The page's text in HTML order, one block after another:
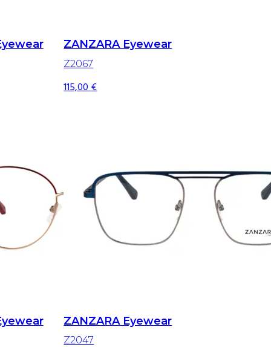
ZANZARA Eyewear
Z2067
115,00€
ZANZARA Eyewear
Z2047